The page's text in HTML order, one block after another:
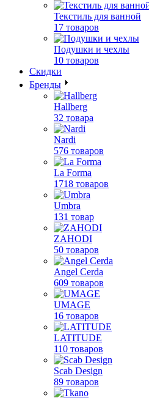
Текстиль для ванной
17 товаров
Подушки и чехлы
10 товаров
Скидки
Бренды
Hallberg
32 товара
Nardi
576 товаров
La Forma
1718 товаров
Umbra
131 товар
ZAHODI
50 товаров
Angel Cerda
609 товаров
UMAGE
16 товаров
LATITUDE
110 товаров
Scab Design
89 товаров